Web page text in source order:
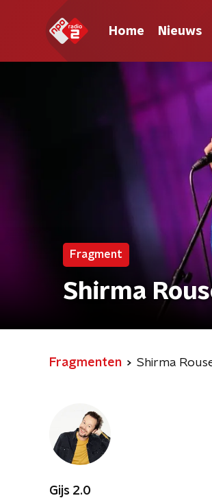
Home Nieuws
Fragment
Shirma
Fragmenten Shirma
Gijs 2.0